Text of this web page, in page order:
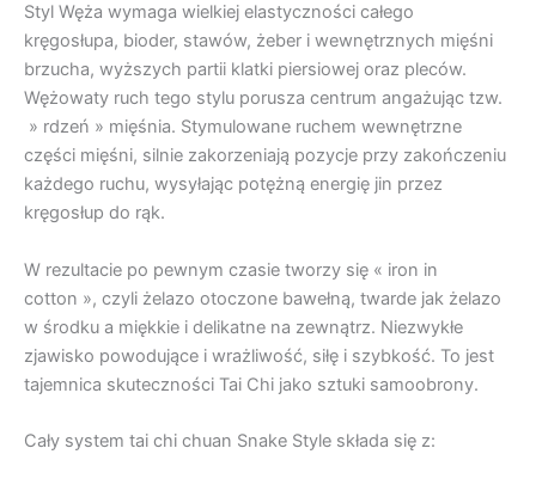
Styl Węża wymaga wielkiej elastyczności całego
kręgosłupa, bioder, stawów, żeber i wewnętrznych mięśni
brzucha, wyższych partii klatki piersiowej oraz pleców.
Wężowaty ruch tego stylu porusza centrum angażując tzw.
» rdzeń » mięśnia. Stymulowane ruchem wewnętrzne
części mięśni, silnie zakorzeniają pozycje przy zakończeniu
każdego ruchu, wysyłając potężną energię jin przez
kręgosłup do rąk.
W rezultacie po pewnym czasie tworzy się « iron in
cotton », czyli żelazo otoczone bawełną, twarde jak żelazo
w środku a miękkie i delikatne na zewnątrz. Niezwykłe
zjawisko powodujące i wrażliwość, siłę i szybkość. To jest
tajemnica skuteczności Tai Chi jako sztuki samoobrony.
Cały system tai chi chuan Snake Style składa się z: